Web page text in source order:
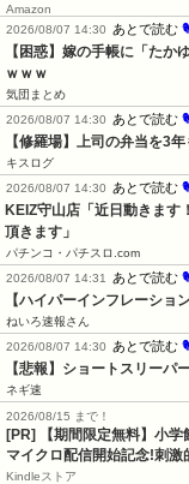
Amazon
2026/08/07 14:30
あとで読む
【困惑】嫁の手帳に「た
ｗｗｗ
気団まとめ
2026/08/07 14:30
あとで読む
【修羅場】上司の弁当を3
キスログ
2026/08/07 14:30
あとで読む
KEIZ守山店「近日動きま
頂きます」
パチンコ・パチスロ.com
2026/08/07 14:31
あとで読む
【ハイパーインフレーショ
ねいろ速報さん
2026/08/07 14:30
あとで読む
【悲報】ショートスリーパ
ネギ速
2026/08/15 まで！
[PR] 【期間限定無料】小学
マイクロ配信開始記念!刺激
Kindleストア